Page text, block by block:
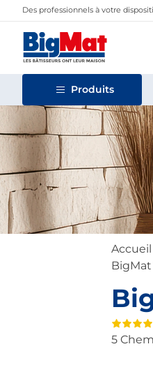
Des professionnels à votre
Produits
Accueil
BigMat
5